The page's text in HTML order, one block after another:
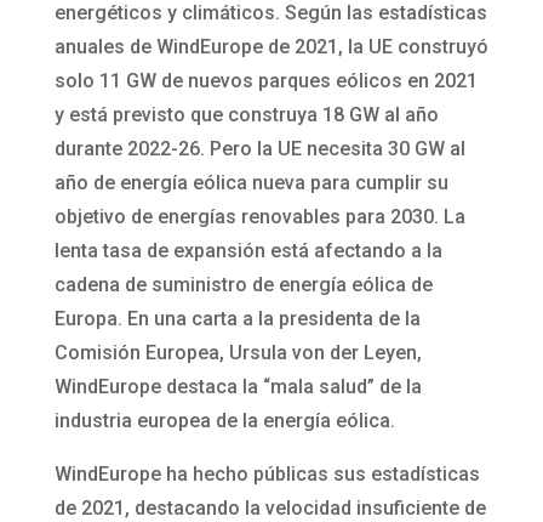
energéticos y climáticos. Según las estadísticas
anuales de WindEurope de 2021, la UE construyó
solo 11 GW de nuevos parques eólicos en 2021
y está previsto que construya 18 GW al año
durante 2022-26. Pero la UE necesita 30 GW al
año de energía eólica nueva para cumplir su
objetivo de energías renovables para 2030. La
lenta tasa de expansión está afectando a la
cadena de suministro de energía eólica de
Europa. En una carta a la presidenta de la
Comisión Europea, Ursula von der Leyen,
WindEurope destaca la “mala salud” de la
industria europea de la energía eólica.
WindEurope ha hecho públicas sus estadísticas
de 2021, destacando la velocidad insuficiente de